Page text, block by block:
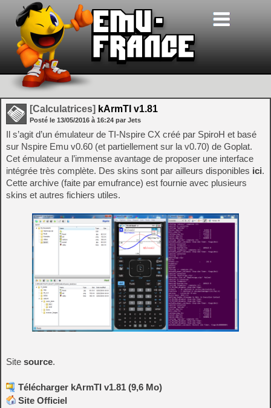
[Calculatrices] kArmTI v1.81
Posté le 13/05/2016 à 16:24 par Jets
Il s’agit d’un émulateur de TI-Nspire CX créé par SpiroH et basé
sur Nspire Emu v0.60 (et partiellement sur la v0.70) de Goplat.
Cet émulateur a l’immense avantage de proposer une interface
intégrée très complète. Des skins sont par ailleurs disponibles ici.
Cette archive (faite par emufrance) est fournie avec plusieurs
skins et autres fichiers utiles.
Site source.
Télécharger kArmTI v1.81 (9,6 Mo)
Site Officiel